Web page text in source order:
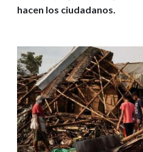
hacen los ciudadanos.